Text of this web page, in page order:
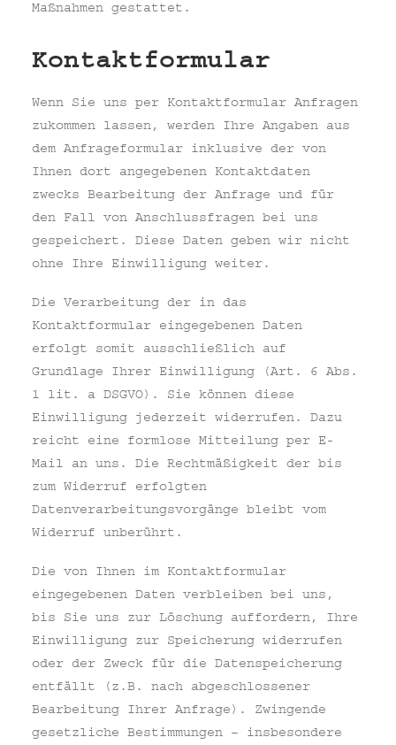
Maßnahmen gestattet.
Kontaktformular
Wenn Sie uns per Kontaktformular Anfragen
zukommen lassen, werden Ihre Angaben aus
dem Anfrageformular inklusive der von
Ihnen dort angegebenen Kontaktdaten
zwecks Bearbeitung der Anfrage und für
den Fall von Anschlussfragen bei uns
gespeichert. Diese Daten geben wir nicht
ohne Ihre Einwilligung weiter.
Die Verarbeitung der in das
Kontaktformular eingegebenen Daten
erfolgt somit ausschließlich auf
Grundlage Ihrer Einwilligung (Art. 6 Abs.
1 lit. a DSGVO). Sie können diese
Einwilligung jederzeit widerrufen. Dazu
reicht eine formlose Mitteilung per E-
Mail an uns. Die Rechtmäßigkeit der bis
zum Widerruf erfolgten
Datenverarbeitungsvorgänge bleibt vom
Widerruf unberührt.
Die von Ihnen im Kontaktformular
eingegebenen Daten verbleiben bei uns,
bis Sie uns zur Löschung auffordern, Ihre
Einwilligung zur Speicherung widerrufen
oder der Zweck für die Datenspeicherung
entfällt (z.B. nach abgeschlossener
Bearbeitung Ihrer Anfrage). Zwingende
gesetzliche Bestimmungen – insbesondere